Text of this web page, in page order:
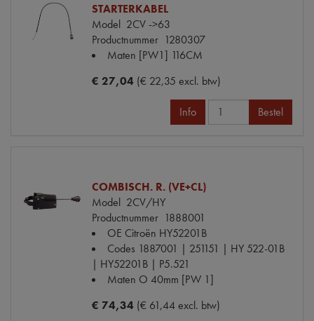
STARTERKABEL
Model 2CV ->63
Productnummer 1280307
Maten [PW1] 116CM
€ 27,04 (€ 22,35 excl. btw)
Info Bestel
COMBISCH. R. (VE+CL)
Model 2CV/HY
Productnummer 1888001
OE Citroën HY52201B
Codes 1887001 | 251151 | HY 522-01B
| HY52201B | P5.521
Maten O 40mm [PW 1]
€ 74,34 (€ 61,44 excl. btw)